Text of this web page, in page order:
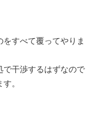
すべて覆ってやりま
干渉するはずなので
。